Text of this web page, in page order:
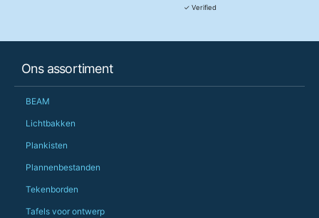
✓ Verified
Ons assortiment
BEAM
Lichtbakken
Plankisten
Plannenbestanden
Tekenborden
Tafels voor ontwerp